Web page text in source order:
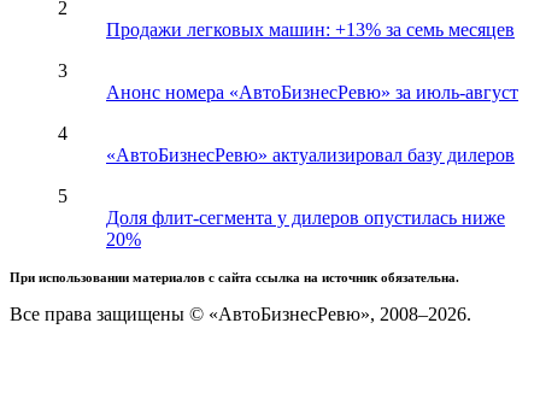
2
Продажи легковых машин: +13% за семь месяцев
3
Анонс номера «АвтоБизнесРевю» за июль-август
4
«АвтоБизнесРевю» актуализировал базу дилеров
5
Доля флит-сегмента у дилеров опустилась ниже
20%
При использовании материалов с сайта ссылка на источник обязательна.
Все права защищены © «АвтоБизнесРевю», 2008–2026.